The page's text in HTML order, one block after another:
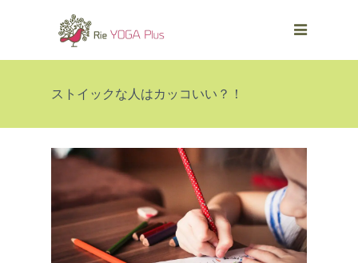
ストイックな人はカッコいい？！